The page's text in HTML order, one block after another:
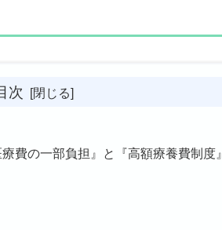
次
費の一部負担』と『高額療養費制度』